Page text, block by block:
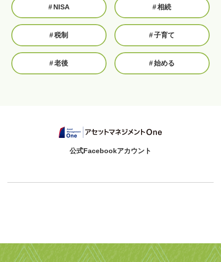
#NISA #相続
#税制 #子育て
#老後 #始める
公式Facebookアカウント